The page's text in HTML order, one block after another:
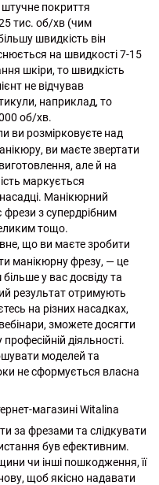
покриття
тис. об/хв (чим
швидкість він
на швидкості 7-15
шкіри, то швидкість
не відчував
наприклад, то
об/хв.
ви розмірковуєте над
ви маєте звертати
але й на
маркується
Манікюрний
фрези з супердрібним
тощо.
що ви маєте зробити
манікюрну фрезу, — це
у вас досвіду та
результат отримують
на різних насадках,
зможете досягти
діяльності.
моделей та
не сформується власна
за фрезами та слідкувати
був ефективним.
чи інші пошкодження, її
щоб якісно надавати